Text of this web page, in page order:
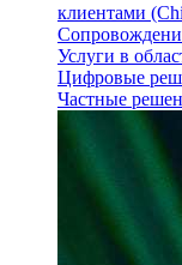
клиентами
Услуги в
Цифровые
Частные